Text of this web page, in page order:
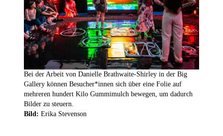
Bei der Arbeit von Danielle Brathwaite-Shirley in der Big
Gallery können Besucher*innen sich über eine Folie auf
mehreren hundert Kilo Gummimulch bewegen, um dadurch
Bilder zu steuern.
Bild: Erika Stevenson